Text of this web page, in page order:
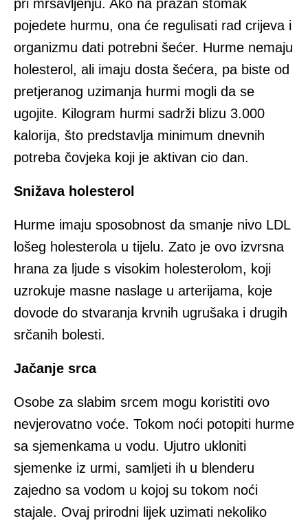
pri mršavljenju. Ako na prazan stomak
pojedete hurmu, ona će regulisati rad crijeva i
organizmu dati potrebni šećer. Hurme nemaju
holesterol, ali imaju dosta šećera, pa biste od
pretjeranog uzimanja hurmi mogli da se
ugojite. Kilogram hurmi sadrži blizu 3.000
kalorija, što predstavlja minimum dnevnih
potreba čovjeka koji je aktivan cio dan.
Snižava holesterol
Hurme imaju sposobnost da smanje nivo LDL
lošeg holesterola u tijelu. Zato je ovo izvrsna
hrana za ljude s visokim holesterolom, koji
uzrokuje masne naslage u arterijama, koje
dovode do stvaranja krvnih ugrušaka i drugih
srčanih bolesti.
Jačanje srca
Osobe za slabim srcem mogu koristiti ovo
nevjerovatno voće. Tokom noći potopiti hurme
sa sjemenkama u vodu. Ujutro ukloniti
sjemenke iz urmi, samljeti ih u blenderu
zajedno sa vodom u kojoj su tokom noći
stajale. Ovaj prirodni lijek uzimati nekoliko